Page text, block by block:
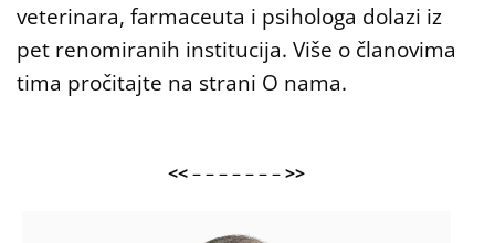
veterinara, farmaceuta i psihologa dolazi iz
pet renomiranih institucija. Više o članovima
tima pročitajte na strani O nama.
<<– – – – – – –>>